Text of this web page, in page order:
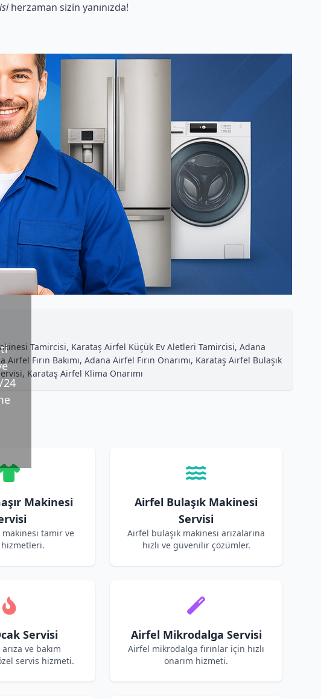
herzaman sizin yanınızda!
24
Tamircisi, Karataş Airfel Küçük Ev Aletleri Tamircisi, Adana
Fırın Bakımı, Adana Airfel Fırın Onarımı, Karataş Airfel Bulaşık
Karataş Airfel Klima Onarımı
Makinesi
makinesi tamir ve
hizmetleri.
Airfel Bulaşık Makinesi
Servisi
Airfel bulaşık makinesi arızalarına
hızlı ve güvenilir çözümler.
Servisi
ve bakım
servis hizmeti.
Airfel Mikrodalga Servisi
Airfel mikrodalga fırınlar için hızlı
onarım hizmeti.